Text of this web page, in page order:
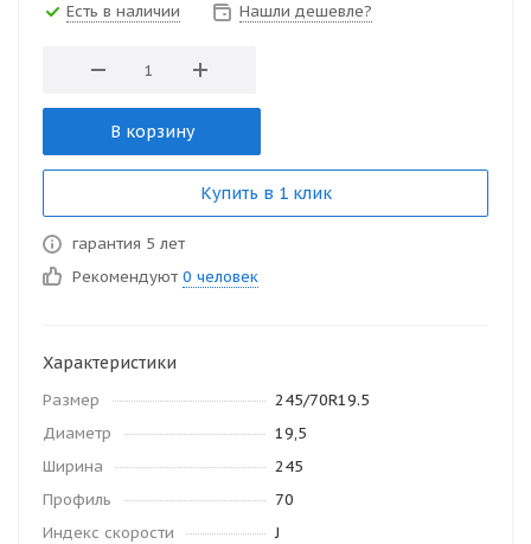
Есть в наличии Нашли дешевле?
В корзину
Купить в 1 клик
гарантия 5 лет
Рекомендуют 0 человек
Характеристики
Размер
245/70R19.5
Диаметр
19,5
Ширина
245
Профиль
70
Индекс скорости
J